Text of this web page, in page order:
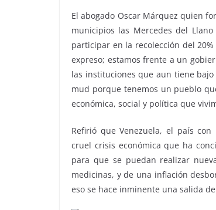
El abogado Oscar Márquez quien
municipios las Mercedes del
participar en la recolección del
expreso; estamos frente a un
las instituciones que aun tiene
mud porque tenemos un pueblo
económica, social y política que
Refirió que Venezuela, el país
cruel crisis económica que ha
para que se puedan realizar
medicinas, y de una inflación
eso se hace inminente una salida